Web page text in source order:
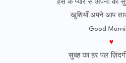
हँस के प्यार से अपनों को
खुशियाँ अपने आप साथ
Good
♥
सुबह का हर पल